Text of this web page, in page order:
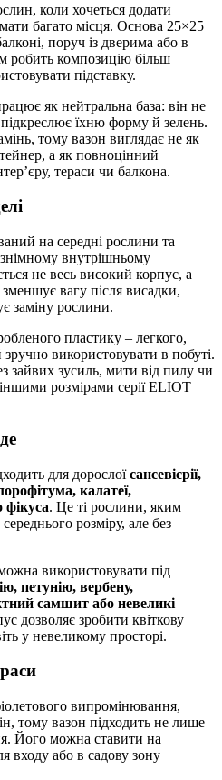
коли хочеться додати
багато місця. Основа 25×25
поруч із дверима або в
робить композицію більш
підставку.
як нейтральна база: він не
їхню форму й зелень.
тому вазон виглядає не як
а як повноцінний
тераси чи балкона.
на середні рослини та
знімному внутрішньому
не весь високий корпус, а
вагу після висадки,
заміну рослини.
пластику – легкого,
використовувати в побуті.
зайвих зусиль, мити від пилу чи
розмірами серії ELIOT
для дорослоїсансевієрії,
калатеї,
фікуса. Це ті рослини, яким
розміру, але без
використовувати під
петунію, вербену,
самшит або невеликі
дозволяє зробити квіткову
у невеликому просторі.
випромінювання,
тому вазон підходить не лише
Його можна ставити на
входу або в садову зону